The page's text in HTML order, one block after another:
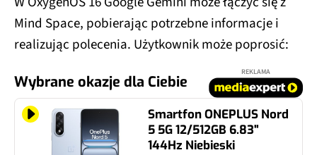
Mind Space, pobierając potrzebne informacje i
realizując polecenia. Użytkownik może poprosić:
Wybrane okazje dla Ciebie
REKLAMA
Smartfon ONEPLUS Nord
5 5G 12/512GB 6.83"
144Hz Niebieski